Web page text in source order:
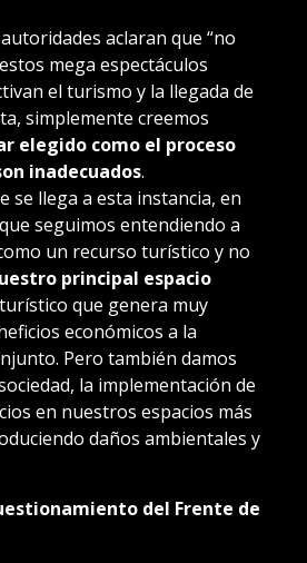
aclaran que “no
mega espectáculos
el turismo y la llegada de
simplemente creemos
elegido como el proceso
inadecuados.
se llega a esta instancia, en
seguimos entendiendo a
un recurso turístico y no
principal espacio
que genera muy
económicos a la
Pero también damos
la implementación de
en nuestros espacios más
daños ambientales y
del Frente de